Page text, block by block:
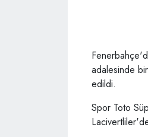
adalesinde
edildi.
Spor Toto